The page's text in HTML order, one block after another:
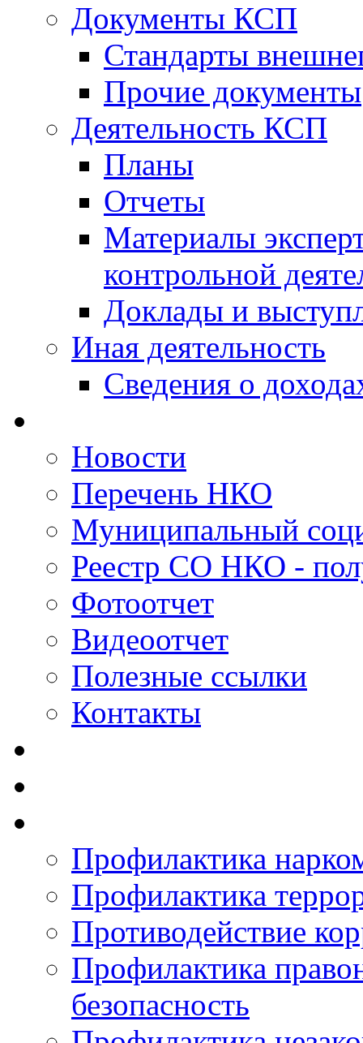
Документы КСП
Стандарты
Прочие документы
Деятельность КСП
Планы
Отчеты
Материалы
контрольной
Доклады и
Иная деятельность
Сведения о
Новости
Перечень НКО
Муниципальный
Реестр СО НКО -
Фотоотчет
Видеоотчет
Полезные ссылки
Контакты
Профилактика
Профилактика
Противодействие
Профилактика
безопасность